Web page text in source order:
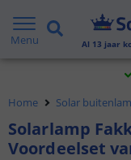
Menu Al 13 jaar
Voor
Home
Solar
Solarlamp
Voordeelset